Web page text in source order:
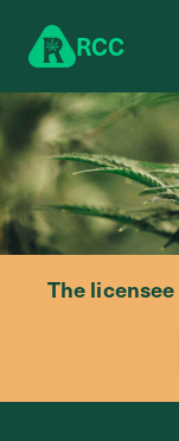
RCC
The